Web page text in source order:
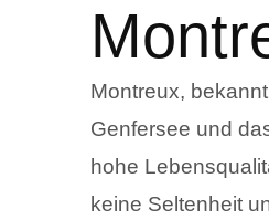
Montreux,
Genfersee und
hohe
keine Seltenheit